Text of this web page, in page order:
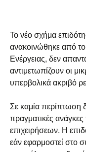
Το νέο σχήμα
ανακοινώθηκε από
Ενέργειας, δεν
αντιμετωπίζουν οι
υπερβολικά ακριβό
Σε καμία περίπτωση
πραγματικές
επιχειρήσεων. Η
εάν εφαρμοστεί στο